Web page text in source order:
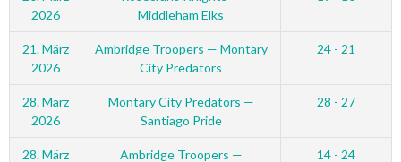
2026
Middleham Elks
21. März
2026
Ambridge Troopers — Montary
City Predators
24 - 21
28. März
2026
Montary City Predators —
Santiago Pride
28 - 27
28. März
Ambridge Troopers —
14 - 24